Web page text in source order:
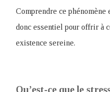
Comprendre ce phénomène
donc essentiel pour offrir à
existence sereine.
Qu’est-ce que le